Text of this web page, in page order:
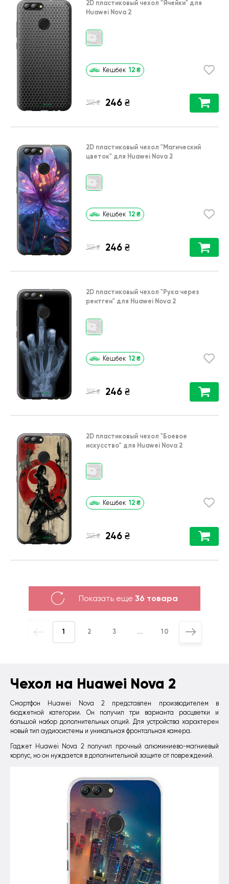
Чехол на Huawei Nova 2
Смартфон Huawei Nova 2 представлен производителем в
бюджетной категории. Он получил три варианта расцветки и
большой набор дополнительных опций. Для устройства характерен
новый тип аудиосистемы и уникальная фронтальная камера.
Гаджет Huawei Nova 2 получил прочный алюминиево-магниевый
корпус, но он нуждается в дополнительной защите от повреждений.
2D пластиковый чехол "Ячейки" для
Huawei Nova 2
Кешбек 12 ₴
355 ₴ 246 ₴
2D пластиковый чехол "Магический
цветок" для Huawei Nova 2
Кешбек 12 ₴
355 ₴ 246 ₴
2D пластиковый чехол "Рука через
рентген" для Huawei Nova 2
Кешбек 12 ₴
355 ₴ 246 ₴
2D пластиковый чехол "Боевое
искусство" для Huawei Nova 2
Кешбек 12 ₴
355 ₴ 246 ₴
Показать еще 36 товара
1 2 3 ... 10